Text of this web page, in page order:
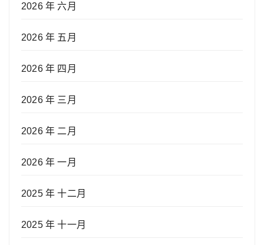
2026 年 六月
2026 年 五月
2026 年 四月
2026 年 三月
2026 年 二月
2026 年 一月
2025 年 十二月
2025 年 十一月